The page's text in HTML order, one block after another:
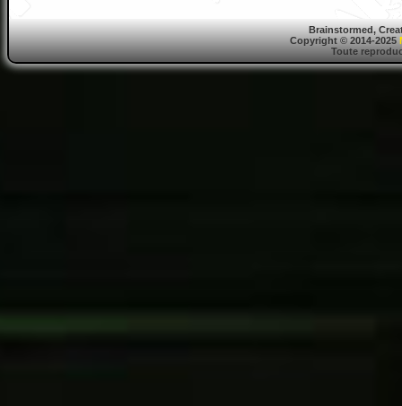
Brainstormed,
Copyright © 2014-2025
Toute